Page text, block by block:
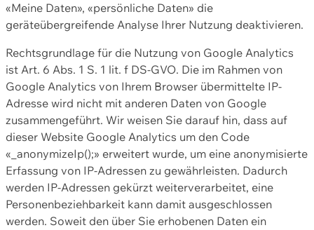
«Meine Daten», «persönliche Daten» die
geräteübergreifende Analyse Ihrer Nutzung deaktivieren.
Rechtsgrundlage für die Nutzung von Google Analytics
ist Art. 6 Abs. 1 S. 1 lit. f DS-GVO. Die im Rahmen von
Google Analytics von Ihrem Browser übermittelte IP-
Adresse wird nicht mit anderen Daten von Google
zusammengeführt. Wir weisen Sie darauf hin, dass auf
dieser Website Google Analytics um den Code
«_anonymizeIp();» erweitert wurde, um eine anonymisierte
Erfassung von IP-Adressen zu gewährleisten. Dadurch
werden IP-Adressen gekürzt weiterverarbeitet, eine
Personenbeziehbarkeit kann damit ausgeschlossen
werden. Soweit den über Sie erhobenen Daten ein